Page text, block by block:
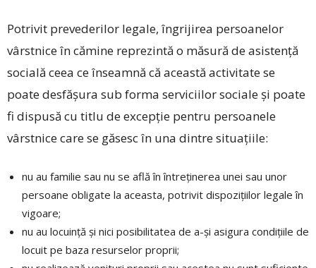
Potrivit prevederilor legale, îngrijirea persoanelor
vârstnice în cămine reprezintă o măsură de asistenţă
socială ceea ce înseamnă că această activitate se
poate desfășura sub forma serviciilor sociale şi poate
fi dispusă cu titlu de excepţie pentru persoanele
vârstnice care se găsesc în una dintre situaţiile:
nu au familie sau nu se află în întreţinerea unei sau unor
persoane obligate la aceasta, potrivit dispoziţiilor legale în
vigoare;
nu au locuinţă şi nici posibilitatea de a-şi asigura condiţiile de
locuit pe baza resurselor proprii;